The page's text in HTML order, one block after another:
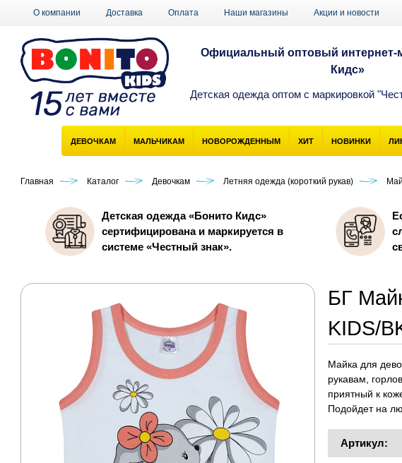
О компании Доставка Оплата Наши магазины Акции и новости
Официальный оптовый интернет-
Кидс»
Детская одежда оптом с маркировкой
ДЕВОЧКАМ МАЛЬЧИКАМ НОВОРОЖДЕННЫМ ХИТ НОВИНКИ
Главная Каталог Девочкам Летняя одежда (короткий рукав)
Детская одежда «Бонито Кидс»
сертифицирована и маркируется в
системе «Честный знак».
БГ
KIDS/
Майка для
рукавам,
приятный к
Подойдет на
Артикул: